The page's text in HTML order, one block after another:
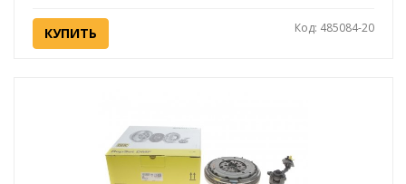
КУПИТЬ Код: 485084-20